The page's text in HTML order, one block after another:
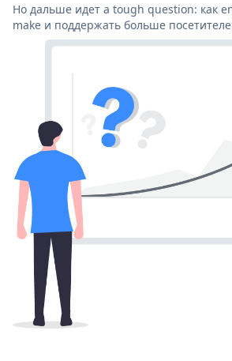
Но дальше идет a tough question: как
make и поддержать больше